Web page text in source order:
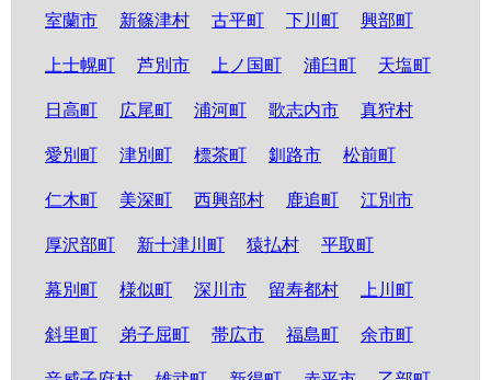
室蘭市 新篠津村 古平町 下川町 興部町
上士幌町 芦別市 上ノ国町 浦臼町 天塩町
日高町 広尾町 浦河町 歌志内市 真狩村
愛別町 津別町 標茶町 釧路市 松前町
仁木町 美深町 西興部村 鹿追町 江別市
厚沢部町 新十津川町 猿払村 平取町
幕別町 様似町 深川市 留寿都村 上川町
斜里町 弟子屈町 帯広市 福島町 余市町